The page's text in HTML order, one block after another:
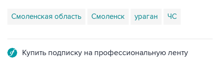
Смоленская область Смоленск ураган ЧС
Купить подписку на профессиональную ленту